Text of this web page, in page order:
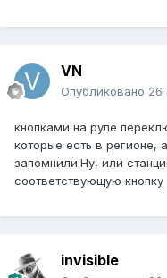
VN
Опубликовано 26
кнопками на руле
которые есть в регионе,
запомнили.Ну, или
соответствующую кнопку
invisible